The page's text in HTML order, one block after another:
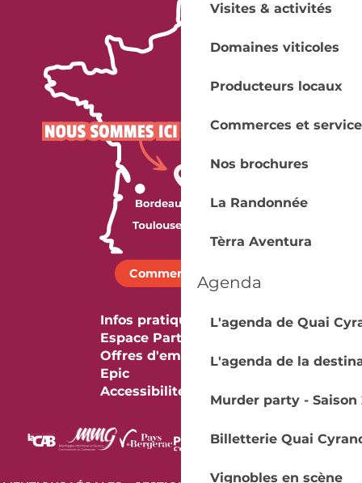
Visites & activités
Domaines viticoles
Producteurs locaux
Commerces et
Nos brochures
La Randonnée
Tèrra Aventura
Agenda
L'agenda de Quai
L'agenda de la
Murder party - Saison
Billetterie Quai
Vignobles en scène
Comment venir ?
Infos pratiques
Espace Partenaires
Offres d'emploi & stage
Epic
Accessibilité